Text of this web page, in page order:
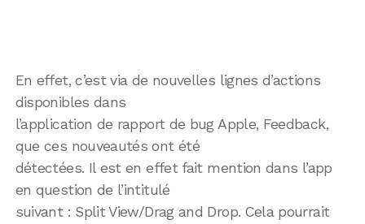
En effet, c’est via de nouvelles lignes d’actions
disponibles dans
l’application de rapport de bug Apple, Feedback,
que ces nouveautés ont été
détectées. Il est en effet fait mention dans l’app
en question de l’intitulé
suivant : Split View/Drag and Drop. Cela pourrait